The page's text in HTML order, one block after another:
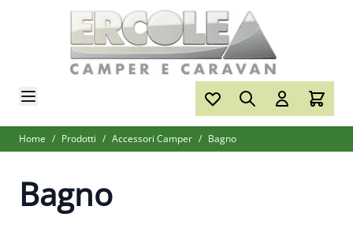
Salta al contenuto
Home / Prodotti / Accessori Camper / Bagno
Bagno